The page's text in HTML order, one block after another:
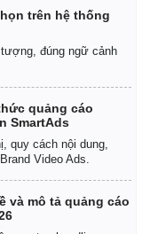
trên hệ thống
đúng ngữ cảnh
quảng cáo
SmartAds
quy cách nội dung,
Video Ads.
và mô tả quảng cáo